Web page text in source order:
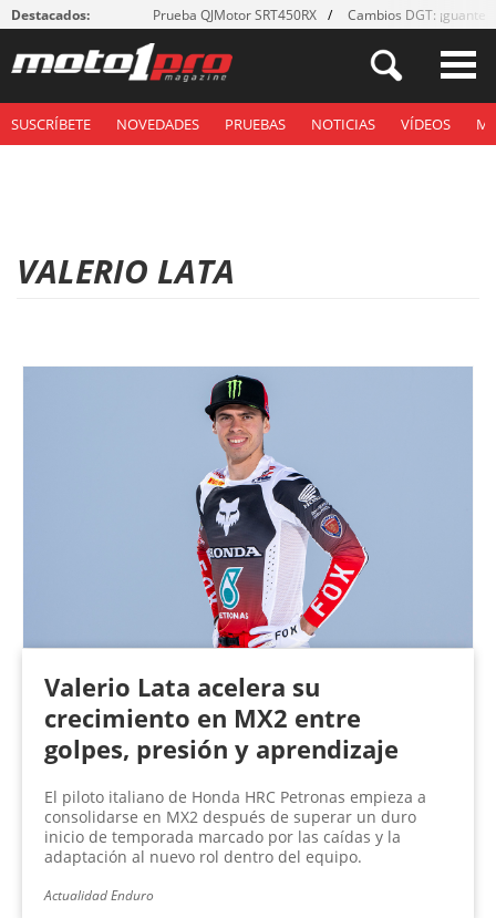
Destacados: Prueba QJMotor SRT450RX Cambios DGT: ¡guantes!
SUSCRÍBETE NOVEDADES PRUEBAS NOTICIAS VÍDEOS
VALERIO LATA
Valerio Lata acelera su
crecimiento en MX2 entre
golpes, presión y aprendizaje
El piloto italiano de Honda HRC Petronas empieza a
consolidarse en MX2 después de superar un duro
inicio de temporada marcado por las caídas y la
adaptación al nuevo rol dentro del equipo.
Actualidad Enduro